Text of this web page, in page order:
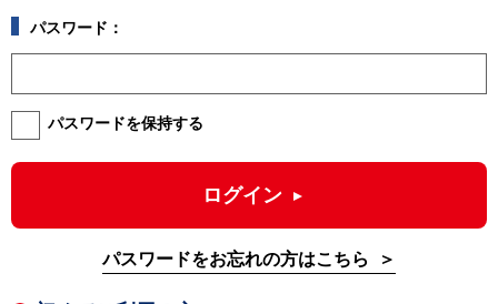
パスワード：
パスワードを保持する
ログイン
パスワードをお忘れの方はこちら